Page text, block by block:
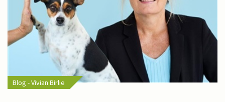
Blog - Vivian Birlie